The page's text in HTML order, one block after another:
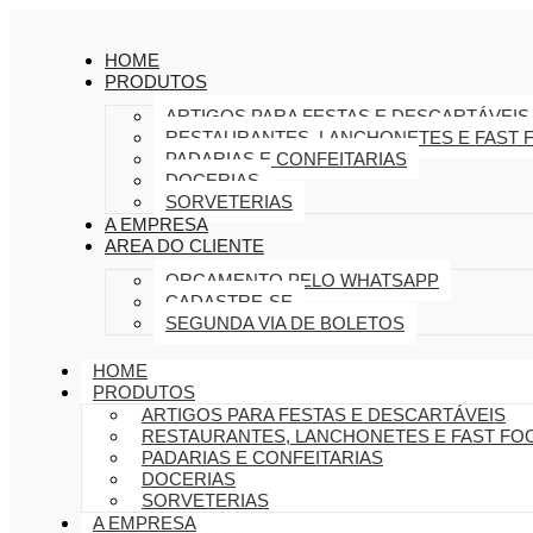
HOME
PRODUTOS
ARTIGOS PARA FESTAS E DESCARTÁVEIS
RESTAURANTES, LANCHONETES E FAST
PADARIAS E CONFEITARIAS
DOCERIAS
SORVETERIAS
A EMPRESA
AREA DO CLIENTE
ORÇAMENTO PELO WHATSAPP
CADASTRE-SE
SEGUNDA VIA DE BOLETOS
HOME
PRODUTOS
ARTIGOS PARA FESTAS E DESCARTÁVEIS
RESTAURANTES, LANCHONETES E FAST
PADARIAS E CONFEITARIAS
DOCERIAS
SORVETERIAS
A EMPRESA